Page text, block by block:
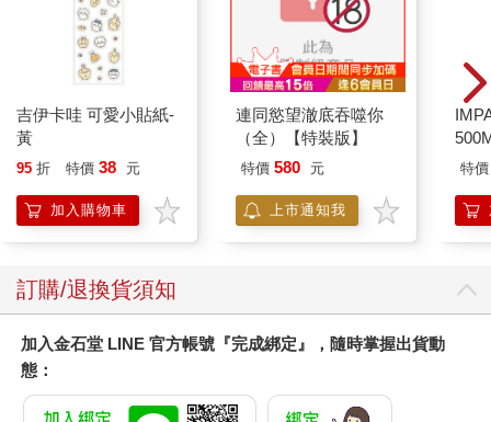
想了想，這水果忍不住又想吐槽，於是邊轉頭邊說話：「大
哥，既然知道凱魯爾結這婚不太平，那你們就別舉行什麼儀式
了，拉著那公主直接把生米煮成熟飯先，到時候……咦？人
呢！」
還有個屁的人！旁邊其他NPC倒是站了不少，不過大家都在
認真聽長老講話。剛才講故事的那兄弟已經溜掉了，連聲都沒吭
一下，消失得乾乾淨淨。
茂、貌美如花，好說也是嬌滴滴的美少女一個，先不說殷勤討好
吧，起碼也別個個見自己都跟見了鬼似的，跑得比兔子還快
吧！？這不是打擊自己身為美女的自尊心嗎？
老面前，把他和其他族人間的那小塊空地上砸了個窟窿出來，還
百樂果汁筆0.5 PURE
聯名 4色組(限量)
8 折 特價 144 元
加入購物車
520片銀箔拼圖-進擊的
巨人A款
特價 550 元
加入購物車
I am
手
特價
您可能會喜歡